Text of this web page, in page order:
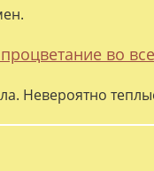
во
Невероятно